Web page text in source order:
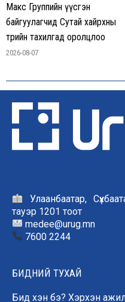
Макс Группийн үүсгэн
байгуулагчид Сутай хайрхны
төрийн тахилгад оролцлоо
2026-08-07
Улаанбаатар,
тауэр 1201 тоот
medee@urug.mn
7600 2244
БИДНИЙ ТУХАЙ
Бид хэн бэ? Хэрхэн